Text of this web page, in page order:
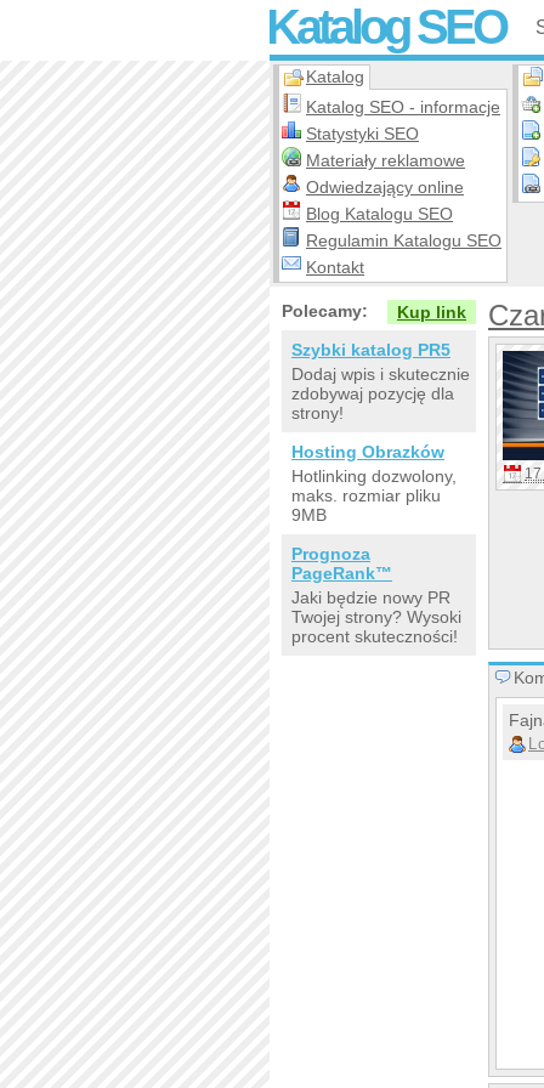
Katalog SEO
Katalog
Katalog SEO - informacje
Statystyki SEO
Materiały reklamowe
Odwiedzający online
Blog Katalogu SEO
Regulamin Katalogu SEO
Kontakt
17
Polecamy:
Kup link
Szybki katalog PR5
Dodaj wpis i skutecznie
zdobywaj pozycję dla
strony!
Hosting Obrazków
Hotlinking dozwolony,
maks. rozmiar pliku
9MB
Prognoza
PageRank™
Jaki będzie nowy PR
Twojej strony? Wysoki
procent skuteczności!